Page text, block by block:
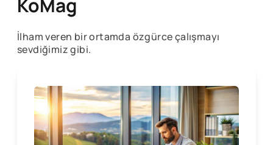
KoMag
İlham veren bir ortamda özgürce çalışmayı
sevdiğimiz gibi.